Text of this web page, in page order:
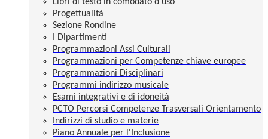
Libri di testo in comodato d'uso
Progettualità
Sezione Rondine
I Dipartimenti
Programmazioni Assi Culturali
Programmazioni per Competenze chiave europee
Programmazioni Disciplinari
Programmi indirizzo musicale
Esami integrativi e di idoneità
PCTO Percorsi Competenze Trasversali Orientamento
Indirizzi di studio e materie
Piano Annuale per l'Inclusione